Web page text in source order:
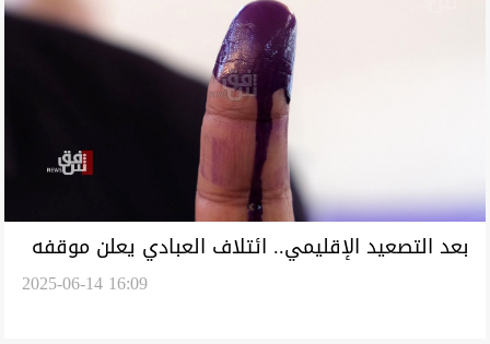
بعد التصعيد الإقليمي.. ائتلاف العبادي يعلن موقفه
2025-06-14 16:09